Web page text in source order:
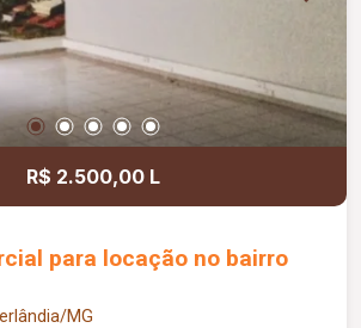
R$ 2.500,00 L
para locação no bairro
MG